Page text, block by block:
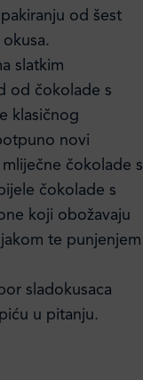
od šest
slatkim
od čokolade s
klasičnog
novi
čokolade s
čokolade s
koji obožavaju
te punjenjem
sladokusaca
u pitanju.